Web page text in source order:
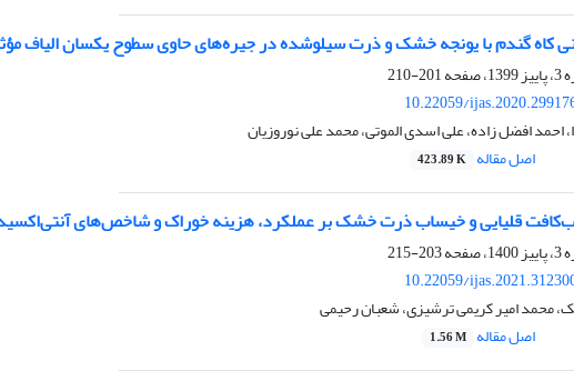
کاه گندم با یونجه خشک و ذرت سیلوشده در جیره‌های حاوی سطوح یکسان الیاف
201-210
10.22059/
احمد افضل‌ زاده، علی اسدی الموتی، محمد علی نوروزیان
اصل مقاله 423.89 K
آب‌کافت قلیایی و خیساب ذرت خشک بر عملکرد، هزینه خوراک و شاخص‌های
203-215
10.22059/
محمد امیر کریمی ترشیزی، شعبان رحیمی
اصل مقاله 1.56 M